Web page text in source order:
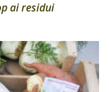
ai residui